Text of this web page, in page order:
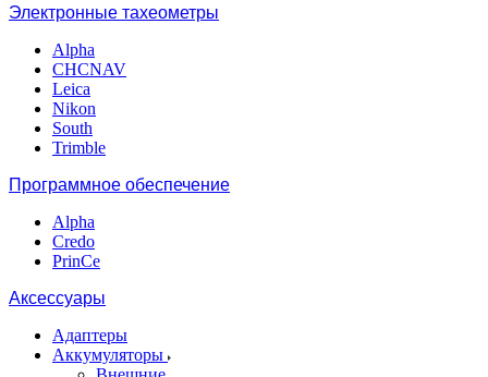
Электронные тахеометры
Alpha
CHCNAV
Leica
Nikon
South
Trimble
Программное обеспечение
Alpha
Credo
PrinCe
Аксессуары
Адаптеры
Аккумуляторы